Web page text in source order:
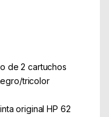
de 2 cartuchos
tricolor
original HP 62